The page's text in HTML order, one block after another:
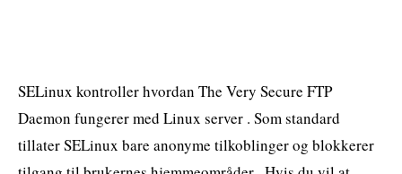
SELinux kontroller hvordan The Very Secure FTP
Daemon fungerer med Linux server . Som standard
tillater SELinux bare anonyme tilkoblinger og blokkerer